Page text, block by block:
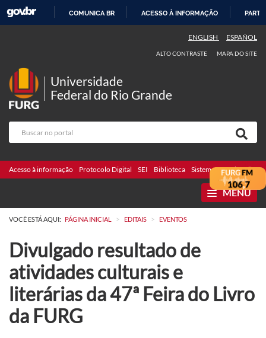
COMUNICA BR ACESSO À INFORMAÇÃO
ENGLISH ESPAÑOL
ALTO CONTRASTE MAPA DO SITE
Universidade
Federal do Rio Grande
Acesso à informação Protocolo Digital SEI Biblioteca Sistemas Webmail
MENU
VOCÊ ESTÁ AQUI: PÁGINA INICIAL > EDITAIS > EVENTOS
Divulgado resultado de
atividades culturais e
literárias da 47ª Feira do Livro
da FURG